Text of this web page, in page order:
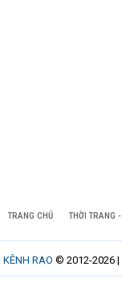
TRANG CHỦ THỜI TRANG
KÊNH RAO © 2012-2026 |